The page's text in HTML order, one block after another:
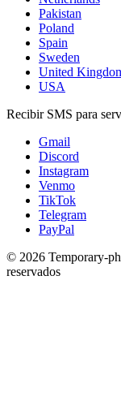
Pakistan
Poland
Spain
Sweden
United
USA
Recibir SMS para
Gmail
Discord
Instagram
Venmo
TikTok
Telegram
PayPal
© 2026 Temporary-
reservados